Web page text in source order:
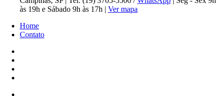
às 19h e Sábado 9h às 17h | Ver mapa
Home
Contato